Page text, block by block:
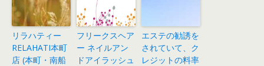
リラハティー
RELAHATI本町
店 (本町・南船
フリークスヘア
ー ネイルアン
ドアイラッシュ
エステの勧誘を
されていて、ク
レジットの料率